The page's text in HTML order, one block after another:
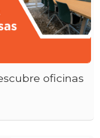
oficinas